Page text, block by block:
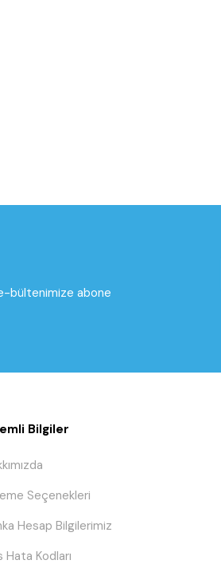
bültenimize abone
Bilgiler
Seçenekleri
Hesap Bilgilerimiz
Hata Kodları